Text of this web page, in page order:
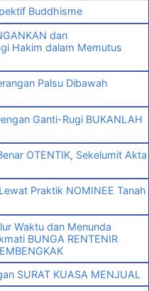
Buddhisme
dan
Hakim dalam Memutus
Palsu Dibawah
Ganti-Rugi BUKANLAH
OTENTIK, Sekelumit Akta
Praktik NOMINEE Tanah
Waktu dan Menunda
BUNGA RENTENIR
SURAT KUASA MENJUAL